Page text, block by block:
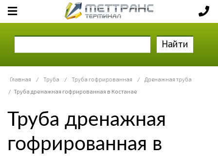
Найти
Главная / Труба / Труба гофрированная /
Дренажная труба
/ Труба дренажная гофрированная в Костанае
Труба дренажная
гофрированная в